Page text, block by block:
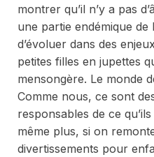
montrer qu’il n’y a pas
une partie endémique de
d’évoluer dans des
petites filles en jupettes
mensongère. Le monde
Comme nous, ce sont
responsables de ce
même plus, si on
divertissements pour